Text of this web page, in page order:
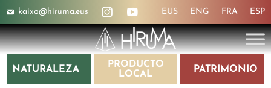
kaixo@hiruma.eus EUS ENG FRA ESP
NATURALEZA
PRODUCTO
LOCAL
PATRIMONIO